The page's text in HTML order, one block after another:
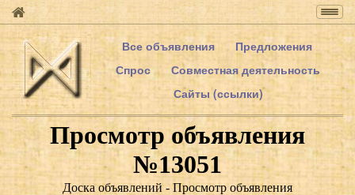
Все объявления
Предложения
Спрос
Совместная деятельность
Сайты (ссылки)
Просмотр объявления
№13051
Доска объявлений - Просмотр объявления